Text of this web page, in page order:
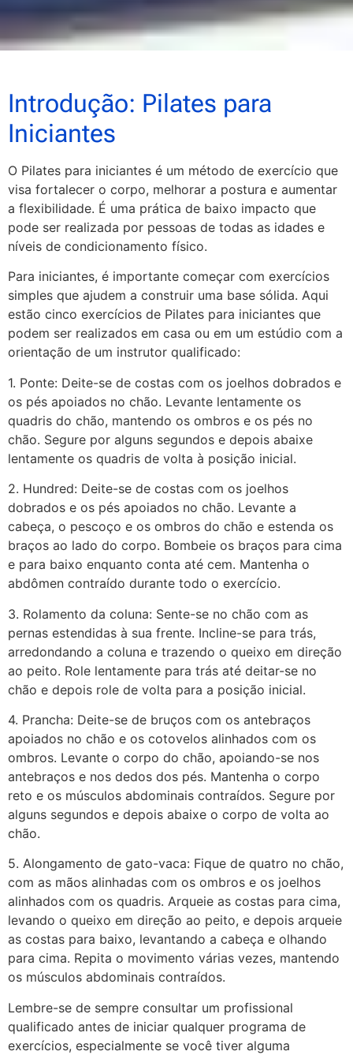
Introdução: Pilates para
Iniciantes
O Pilates para iniciantes é um método de exercício que
visa fortalecer o corpo, melhorar a postura e aumentar
a flexibilidade. É uma prática de baixo impacto que
pode ser realizada por pessoas de todas as idades e
níveis de condicionamento físico.
Para iniciantes, é importante começar com exercícios
simples que ajudem a construir uma base sólida. Aqui
estão cinco exercícios de Pilates para iniciantes que
podem ser realizados em casa ou em um estúdio com a
orientação de um instrutor qualificado:
1. Ponte: Deite-se de costas com os joelhos dobrados e
os pés apoiados no chão. Levante lentamente os
quadris do chão, mantendo os ombros e os pés no
chão. Segure por alguns segundos e depois abaixe
lentamente os quadris de volta à posição inicial.
2. Hundred: Deite-se de costas com os joelhos
dobrados e os pés apoiados no chão. Levante a
cabeça, o pescoço e os ombros do chão e estenda os
braços ao lado do corpo. Bombeie os braços para cima
e para baixo enquanto conta até cem. Mantenha o
abdômen contraído durante todo o exercício.
3. Rolamento da coluna: Sente-se no chão com as
pernas estendidas à sua frente. Incline-se para trás,
arredondando a coluna e trazendo o queixo em direção
ao peito. Role lentamente para trás até deitar-se no
chão e depois role de volta para a posição inicial.
4. Prancha: Deite-se de bruços com os antebraços
apoiados no chão e os cotovelos alinhados com os
ombros. Levante o corpo do chão, apoiando-se nos
antebraços e nos dedos dos pés. Mantenha o corpo
reto e os músculos abdominais contraídos. Segure por
alguns segundos e depois abaixe o corpo de volta ao
chão.
5. Alongamento de gato-vaca: Fique de quatro no chão,
com as mãos alinhadas com os ombros e os joelhos
alinhados com os quadris. Arqueie as costas para cima,
levando o queixo em direção ao peito, e depois arqueie
as costas para baixo, levantando a cabeça e olhando
para cima. Repita o movimento várias vezes, mantendo
os músculos abdominais contraídos.
Lembre-se de sempre consultar um profissional
qualificado antes de iniciar qualquer programa de
exercícios, especialmente se você tiver alguma